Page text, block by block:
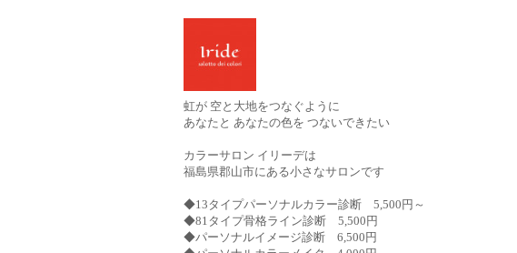
虹が 空と大地をつなぐように
あなたと あなたの色を つないできたい
カラーサロン イリーデは
福島県郡山市にある小さなサロンです
◆13タイプパーソナルカラー診断 5,500円～
◆81タイプ骨格ライン診断 5,500円
◆パーソナルイメージ診断 6,500円